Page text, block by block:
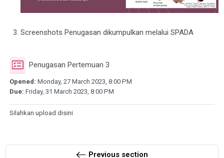
Screenshots Penugasan dikumpulkan melalui SPADA
Penugasan Pertemuan 3
Opened: Monday, 27 March 2023, 8:00 PM
Due: Friday, 31 March 2023, 8:00 PM
Silahkan upload disini
Previous section